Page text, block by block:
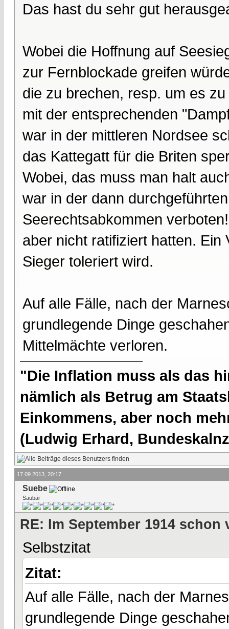
Das hast du sehr gut
Wobei die Hoffnung auf
zur Fernblockade greifen
die zu brechen, resp. um es
mit der entsprechenden
war in der mittleren Nordsee
das Kattegatt für die Briten
Wobei, das muss man halt
war in der dann
Seerechtsabkommen
aber nicht ratifiziert hatten.
Sieger toleriert wird.
Auf alle Fälle, nach der
grundlegende Dinge
Mittelmächte verloren.
"Die Inflation muss als das
nämlich als Betrug am
Einkommens, aber noch
(Ludwig Erhard,
17.09.2013, 20:17
Suebe
Saubär
RE: Im September 1914 schon
Selbstzitat
Zitat:
Auf alle Fälle, nach der
grundlegende Dinge